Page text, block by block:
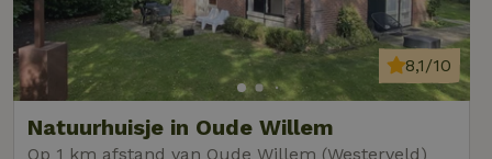
Natuurhuisje in Oude Willem
Op 1 km afstand van Oude Willem (Westerveld)
8,1/10